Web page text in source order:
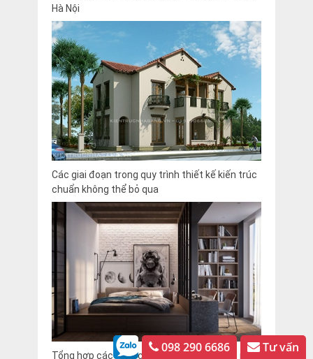
Hà Nội
Các giai đoạn trong quy trình thiết kế kiến trúc
chuẩn không thể bỏ qua
Tổng hợp các mẫu cải tạo phòng ngủ đẹp nhất
098 290 6686 Tư vấn